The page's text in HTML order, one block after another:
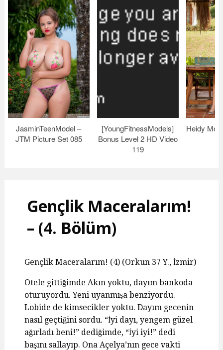
JasminTeenModel –
JTM Picture Set 085
[YoungFitnessModels]
Bonus Level 2 HD Video
119
Heidy
Gençlik Maceralarım!
– (4. Bölüm)
Gençlik Maceralarım! (4) (Orkun 37 Y., İzmir)
Otele gittiğimde Akın yoktu, dayım bankoda
oturuyordu. Yeni uyanmışa benziyordu.
Lobide de kimsecikler yoktu. Dayım gecenin
nasıl geçtiğini sordu. “İyi dayı, yengem güzel
ağırladı beni!” dediğimde, “İyi iyi!” dedi
başını sallayıp. Ona Açelya’nın gece vakti